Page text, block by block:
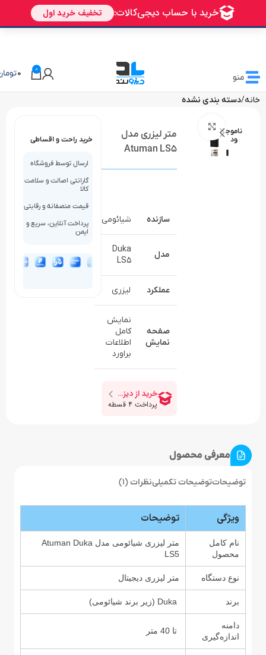
منو
0
0
خانه دسته بندی نشده
ناموج
ود
متر لیزری مدل
Atuman LS5
سازنده شیائومی
مدل
Duka
LS5
عملکرد لیزری
صفحه
نمایش
نمایش
کامل
اطلاعات
براورد
خرید راحت و اقساطی
ارسال توسط فروشگاه
گارانتی اصالت و سلامت
کالا
قیمت منصفانه و رقابتی
پرداخت آنلاین، سریع و
ایمن
معرفی محصول
توضیحاتتوضیحات تکمیلینظرات (1)
ویژگی توضیحات
نام کامل
محصول
متر لیزری شیائومی مدل Atuman Duka
LS5
نوع دستگاه متر لیزری دیجیتال
برند
دامنه
اندازه‌گیری
تا 40 متر
🎁 تخفیف ویژه دیزولند برای اولین خرید شما AVALIN